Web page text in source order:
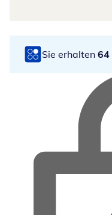
Sie erhalten 64